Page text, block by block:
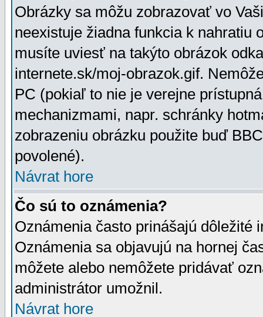
Obrázky sa môžu zobrazovať vo
neexistuje žiadna funkcia k nahratiu
musíte uviesť na takýto obrázok
internete.sk/moj-obrazok.gif.
PC (pokiaľ to nie je verejne
mechanizmami, napr. schránky
zobrazeniu obrázku použite buď
povolené).
Návrat hore
Čo sú to oznámenia?
Oznámenia často prinášajú dôležité
Oznámenia sa objavujú na hornej
môžete alebo nemôžete pridávať
administrátor umožnil.
Návrat hore